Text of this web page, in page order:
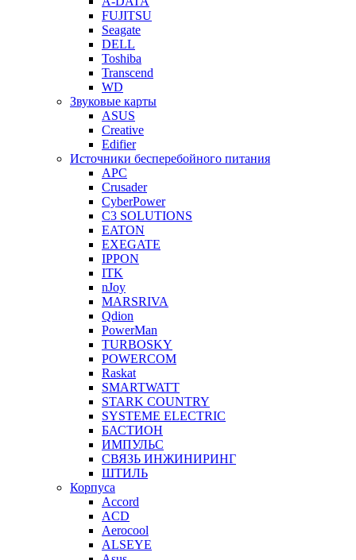
FUJITSU
Seagate
DELL
Toshiba
Transcend
WD
Звуковые карты
ASUS
Creative
Edifier
Источники бесперебойного питания
APC
Crusader
CyberPower
C3 SOLUTIONS
EATON
EXEGATE
IPPON
ITK
nJoy
MARSRIVA
Qdion
PowerMan
TURBOSKY
POWERCOM
Raskat
SMARTWATT
STARK COUNTRY
SYSTEME ELECTRIC
БАСТИОН
ИМПУЛЬС
СВЯЗЬ ИНЖИНИРИНГ
ШТИЛЬ
Корпуса
Accord
ACD
Aerocool
ALSEYE